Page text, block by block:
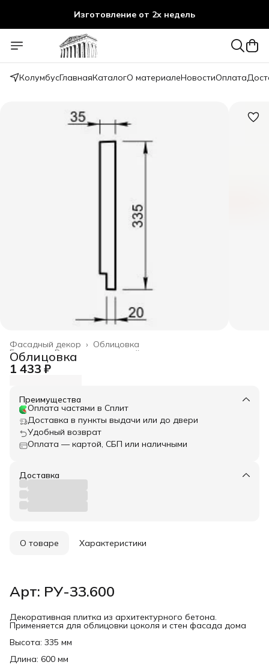
Изготовление от 2х недель
КолумбусГлавнаяКаталогО материалеНовостиОплата
Облицовка
Фасадный декор ›
Весь архитектурный декор
Главная
Облицовка
1 433 ₽
Преимущества
Оплата частями в Сплит
Доставка в пункты выдачи или до двери
Удобный возврат
Оплата — картой, СБП или наличными
Доставка
О товаре Характеристики
Арт: РУ-33.600
Декоративная плитка из архитектурного бетона.
Применяется для облицовки цоколя и стен фасада дома
Высота: 335 мм
Длина: 600 мм